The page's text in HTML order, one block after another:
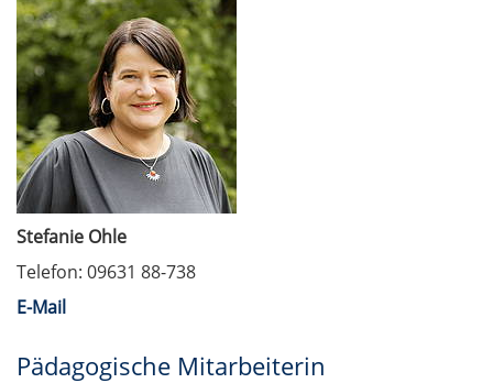
Stefanie Ohle
Telefon: 09631 88-738
E-Mail
Pädagogische Mitarbeiterin